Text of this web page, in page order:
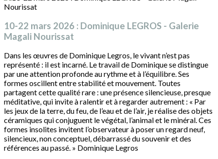
10-22 mars 2026 : Dominique LEGROS - Galerie
Magali Nourissat
Dans les œuvres de Dominique Legros, le vivant n’est pas
représenté : il est incarné. Le travail de Dominique se distingue
par une attention profonde au rythme et à l’équilibre. Ses
formes oscillent entre stabilité et mouvement. Toutes
partagent cette qualité rare : une présence silencieuse, presque
méditative, qui invite à ralentir et à regarder autrement : « Par
les jeux de la terre, du feu, de l’eau et de l’air, je réalise des objets
céramiques qui conjuguent le végétal, l’animal et le minéral. Ces
formes insolites invitent l’observateur à poser un regard neuf,
silencieux, non conceptuel, débarrassé du souvenir et des
références au passé. » Dominique Legros